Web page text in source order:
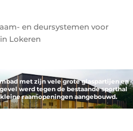
en deursystemen voor
Lokeren
met zijn vele grote glaspartijen en
werd tegen de bestaande sporthal
raamopeningen aangebouwd.